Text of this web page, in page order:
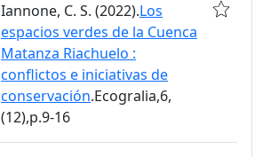
Iannone, C. S. (2022).Los
espacios verdes de la Cuenca
Matanza Riachuelo :
conflictos e iniciativas de
conservación.Ecogralia,6,
(12),p.9-16